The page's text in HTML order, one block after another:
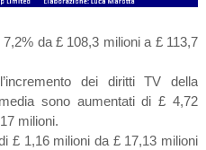
da £ 108,3 milioni a £ 113,7
dei diritti TV della
sono aumentati di £ 4,72
milioni.
£ 1,16 milioni da £ 17,13 milioni